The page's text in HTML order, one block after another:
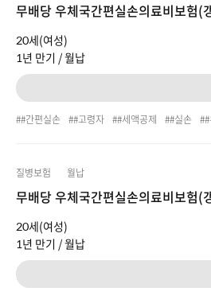
무배당 우체국간편실손의료비보험
20세(여성)
1년 만기 /월납
#간편실손 #고령자 #세액공제 #실손
질병보험 월납
무배당 우체국간편실손의료비보험
20세(여성)
1년 만기 /월납